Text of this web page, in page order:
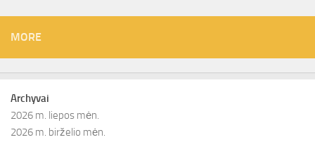
MORE
Archyvai
2026 m. liepos mėn.
2026 m. birželio mėn.